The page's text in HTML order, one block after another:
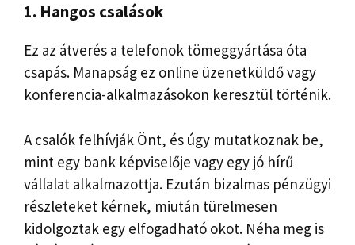
1. Hangos csalások
Ez az átverés a telefonok tömeggyártása óta
csapás. Manapság ez online üzenetküldő vagy
konferencia-alkalmazásokon keresztül történik.
A csalók felhívják Önt, és úgy mutatkoznak be,
mint egy bank képviselője vagy egy jó hírű
vállalat alkalmazottja. Ezután bizalmas pénzügyi
részleteket kérnek, miután türelmesen
kidolgoztak egy elfogadható okot. Néha meg is